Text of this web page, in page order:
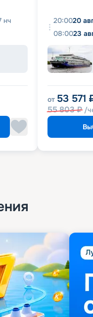
нч
20:0020
08:0023
от 53 571
55 803₽ /